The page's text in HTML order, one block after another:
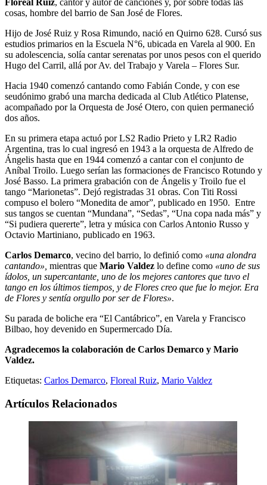
cosas, hombre del barrio de San José de Flores.
Hijo de José Ruiz y Rosa Rimundo, nació en Quirno 628. Cursó sus
estudios primarios en la Escuela N°6, ubicada en Varela al 900. En
su adolescencia, solía cantar serenatas por unos pesos con el querido
Hugo del Carril, allá por Av. del Trabajo y Varela – Flores Sur.
Hacia 1940 comenzó cantando como Fabián Conde, y con ese
seudónimo grabó una marcha dedicada al Club Atlético Platense,
acompañado por la Orquesta de José Otero, con quien permaneció
dos años.
En su primera etapa actuó por LS2 Radio Prieto y LR2 Radio
Argentina, tras lo cual ingresó en 1943 a la orquesta de Alfredo de
Ángelis hasta que en 1944 comenzó a cantar con el conjunto de
Aníbal Troilo. Luego serían las formaciones de Francisco Rotundo y
José Basso. La primera grabación con de Ángelis y Troilo fue el
tango “Marionetas”. Dejó registradas 31 obras. Con Titi Rossi
compuso el bolero “Monedita de amor”, publicado en 1950. Entre
sus tangos se cuentan “Mundana”, “Sedas”, “Una copa nada más” y
“Si pudiera quererte”, letra y música con Carlos Antonio Russo y
Octavio Martiniano, publicado en 1963.
Carlos Demarco, vecino del barrio, lo definió como «una alondra
cantando», mientras que Mario Valdez lo define como «uno de sus
ídolos, un supercantante, uno de los mejores cantores que tuvo el
tango en los últimos tiempos, y de Flores creo que fue lo mejor. Era
de Flores y sentía orgullo por ser de Flores».
Su parada de boliche era “El Cantábrico”, en Varela y Francisco
Bilbao, hoy devenido en Supermercado Día.
Agradecemos la colaboración de Carlos Demarco y Mario
Valdez.
Etiquetas: Carlos Demarco, Floreal Ruiz, Mario Valdez
Artículos Relacionados